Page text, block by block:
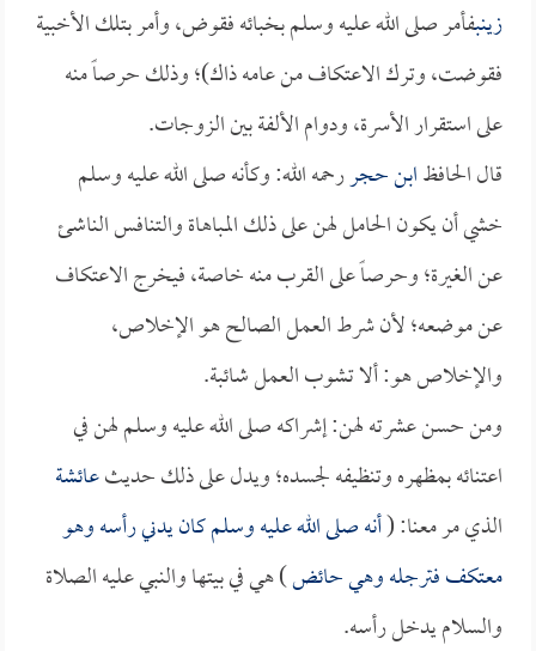
زينبفأمر صلى الله عليه وسلم بخبائه فقوض، وأمر بتلك الأخبية
فقوضت، وترك الاعتكاف من عامه ذاك)؛ وذلك حرصاً منه
على استقرار الأسرة، ودوام الألفة بين الزوجات.
قال الحافظابن حجررحمه الله: وكأنه صلى الله عليه وسلم
خشي أن يكون الحامل لهن على ذلك المباهاة والتنافس الناشئ
عن الغيرة؛ وحرصاً على القرب منه خاصة، فيخرج الاعتكاف
عن موضعه؛ لأن شرط العمل الصالح هو الإخلاص،
والإخلاص هو: ألا تشوب العمل شائبة.
ومن حسن عشرته لهن: إشراكه صلى الله عليه وسلم لهن في
اعتنائه بمظهره وتنظيفه لجسده؛ ويدل على ذلك حديثعائشة
الذي مر معنا: (أنه صلى الله عليه وسلم كان يدني رأسه وهو
معتكف فترجله وهي حائض) هي في بيتها والنبي عليه الصلاة
والسلام يدخل رأسه.